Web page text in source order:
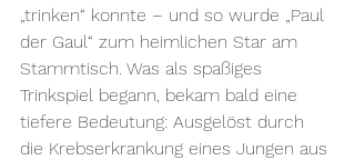
„trinken“ konnte – und so wurde „Paul
der Gaul“ zum heimlichen Star am
Stammtisch. Was als spaßiges
Trinkspiel begann, bekam bald eine
tiefere Bedeutung: Ausgelöst durch
die Krebserkrankung eines Jungen aus